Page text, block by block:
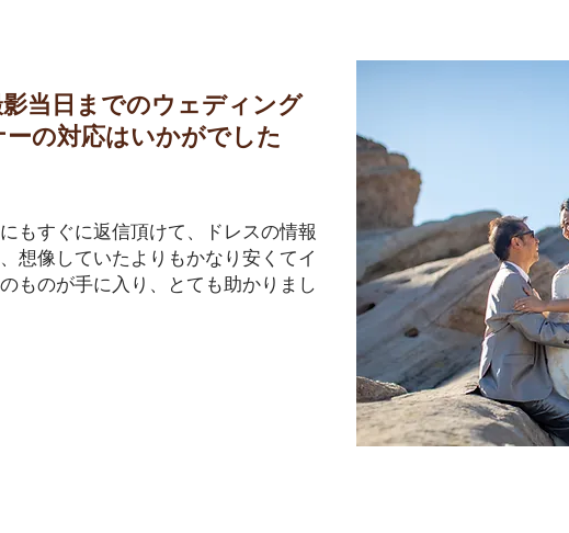
当日までのウェディング
ーの対応はいかがでした
もすぐに返信頂けて、ドレスの情報
想像していたよりもかなり安くてイ
ものが手に入り、とても助かりまし